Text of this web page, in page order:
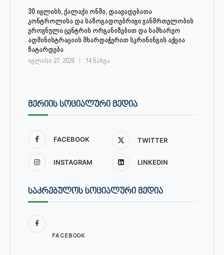
30 ივლისს, ქალაქი ონში, დაავადებათა
კონტროლისა და საზოგადოებრივი ჯანმრთელობის
ეროვნული ცენტრის ორგანიზებით და სამხარეო
ადმინისტრაციის მხარდაჭერით სკრინინგის აქცია
ჩატარდება
ივლისი 27, 2026 14 ნახვა
ᲛᲔᲠᲘᲘᲡ ᲡᲝᲪᲘᲐᲚᲣᲠᲘ ᲛᲔᲓᲘᲐ
FACEBOOK TWITTER
INSTAGRAM LINKEDIN
ᲡᲐᲙᲠᲔᲑᲣᲚᲝᲡ ᲡᲝᲪᲘᲐᲚᲣᲠᲘ ᲛᲔᲓᲘᲐ
FACEBOOK